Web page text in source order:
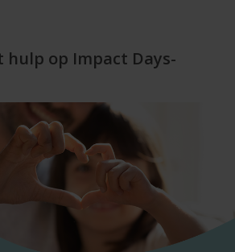
hulp op Impact Days-